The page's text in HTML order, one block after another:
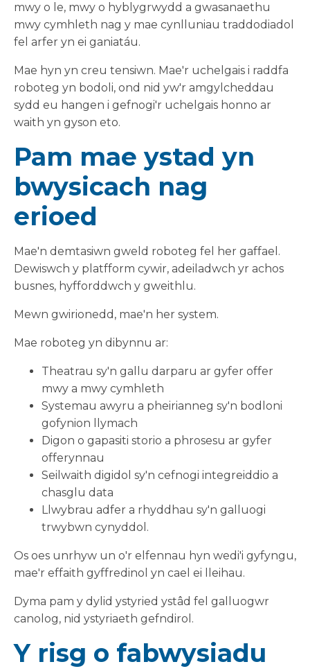
mwy o le, mwy o hyblygrwydd a gwasanaethu
mwy cymhleth nag y mae cynlluniau traddodiadol
fel arfer yn ei ganiatáu.
Mae hyn yn creu tensiwn. Mae'r uchelgais i raddfa
roboteg yn bodoli, ond nid yw'r amgylcheddau
sydd eu hangen i gefnogi'r uchelgais honno ar
waith yn gyson eto.
Pam mae ystad yn
bwysicach nag
erioed
Mae'n demtasiwn gweld roboteg fel her gaffael.
Dewiswch y platfform cywir, adeiladwch yr achos
busnes, hyfforddwch y gweithlu.
Mewn gwirionedd, mae'n her system.
Mae roboteg yn dibynnu ar:
Theatrau sy'n gallu darparu ar gyfer offer
mwy a mwy cymhleth
Systemau awyru a pheirianneg sy'n bodloni
gofynion llymach
Digon o gapasiti storio a phrosesu ar gyfer
offerynnau
Seilwaith digidol sy'n cefnogi integreiddio a
chasglu data
Llwybrau adfer a rhyddhau sy'n galluogi
trwybwn cynyddol.
Os oes unrhyw un o'r elfennau hyn wedi'i gyfyngu,
mae'r effaith gyffredinol yn cael ei lleihau.
Dyma pam y dylid ystyried ystâd fel galluogwr
canolog, nid ystyriaeth gefndirol.
Y risg o fabwysiadu